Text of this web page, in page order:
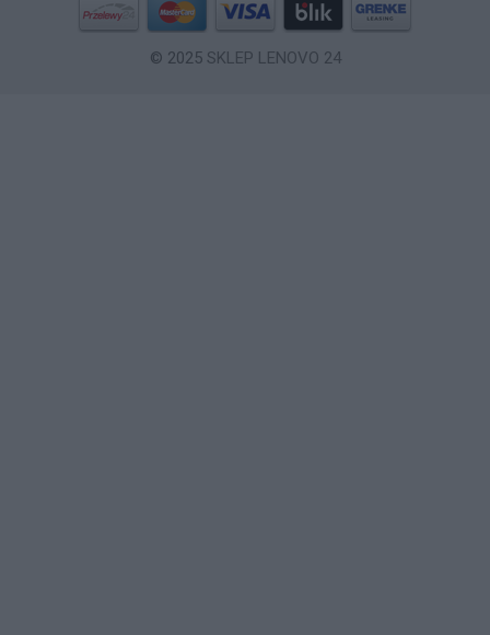
© 2025 SKLEP LENOVO 24